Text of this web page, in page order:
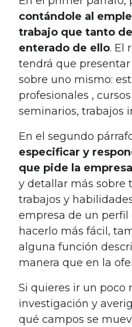
contándole al
trabajo que tanto
enterado de ello. El
tendrá que
sobre uno mismo:
profesionales ,
seminarios, trabajos
En el segundo
especificar y
que pide la empresa
y detallar más sobre
trabajos y
empresa de un perfil
hacerlo más fácil,
alguna función
manera que en la
Si quieres ir un poco
investigación y
qué campos se